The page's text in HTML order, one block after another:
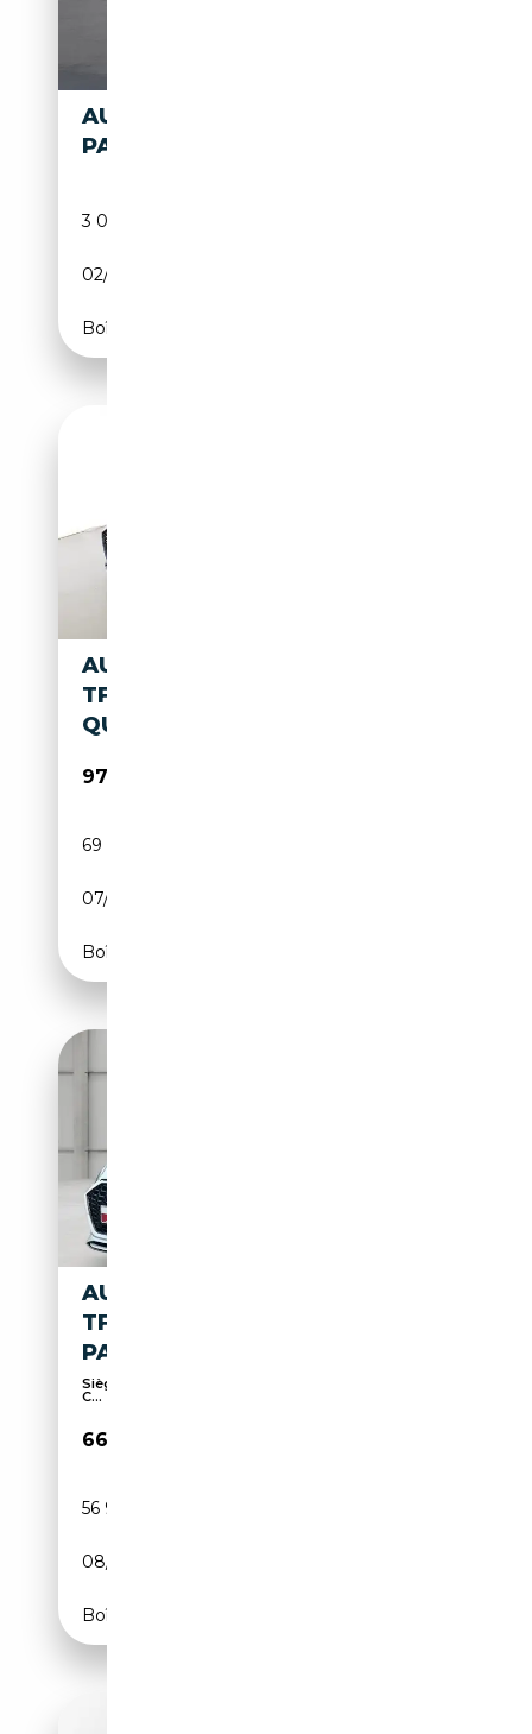
AUDI RS5
PA
3 022 km
02/2025
Boîte automatique
AUDI RS5 SPORTBACK 2.9
TFSI PERFORMANCE EDITION
QUATTRO 470
97 800€
69 km
07/2025
Boîte automatique
AUDI RS5 SPORTBACK 2.9
TFSI QUATTRO TIPTRONIC EL.
PANODACH
Sièges sport, Phares bi-xénon, Toit panoramique,
C...
66 550€
56 986 km
08/2023
Boîte automatique